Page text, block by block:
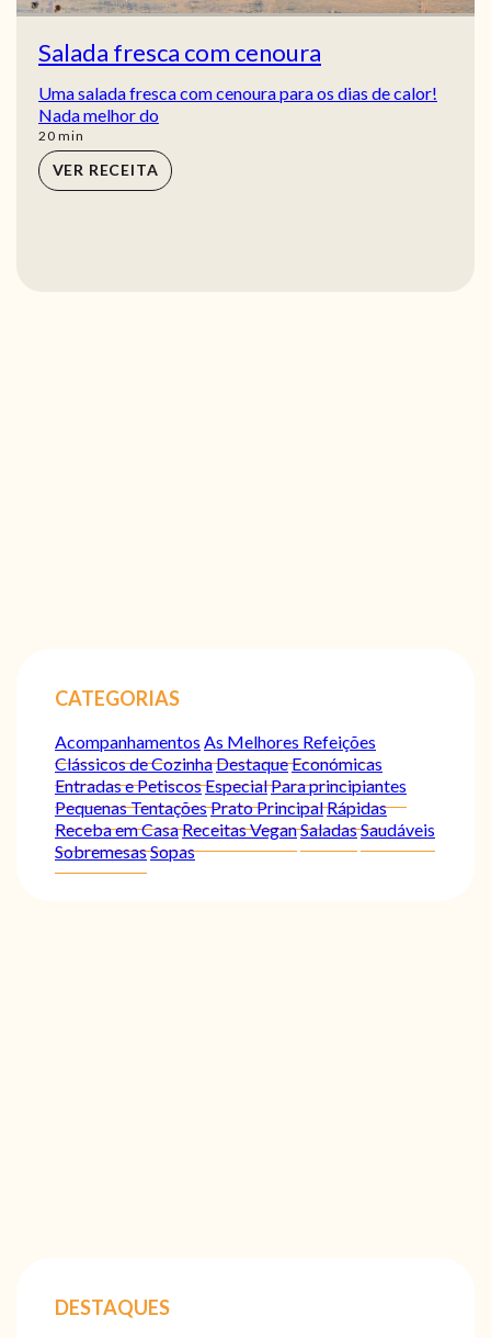
Salada fresca com cenoura
Uma salada fresca com cenoura para os dias de calor!
Nada melhor do
20min
min
VER RECEITA
CATEGORIAS
Acompanhamentos As Melhores Refeições
Clássicos de CozinhaDestaqueEconómicas
Entradas e PetiscosEspecialPara principiantes
Pequenas TentaçõesPrato PrincipalRápidas
Receba em CasaReceitas VeganSaladasSaudáveis
SobremesasSopas
DESTAQUES